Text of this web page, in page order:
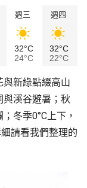
週三
32°C
24°C
週四
32°C
22°C
與新綠點綴高山
與溪谷避暑；秋
冬季0°C上下，
請看我們整理的